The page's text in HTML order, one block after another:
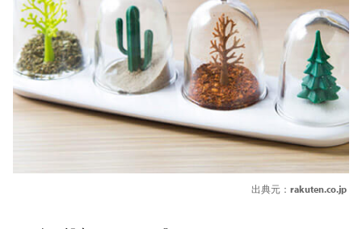
出典元： rakuten.co.jp